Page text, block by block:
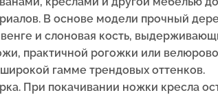
В основе модели прочный
венге и слоновая кость,
практичной рогожки или
гамме трендовых оттенков.
При покачивании ножки кресла